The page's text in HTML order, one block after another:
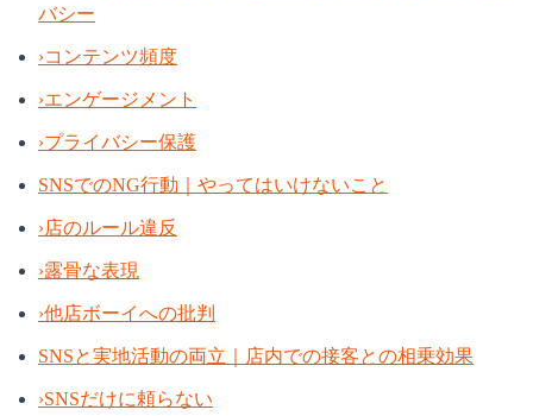
バシー
›コンテンツ頻度
›エンゲージメント
›プライバシー保護
SNSでのNG行動｜やってはいけないこと
›店のルール違反
›露骨な表現
›他店ボーイへの批判
SNSと実地活動の両立｜店内での接客との相乗効果
›SNSだけに頼らない